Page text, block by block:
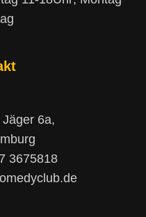
6a,
3675818